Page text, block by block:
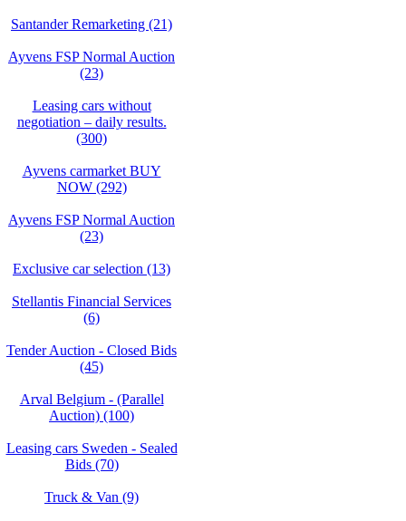
Santander Remarketing (21)
Ayvens FSP Normal Auction
(23)
Leasing cars without
negotiation – daily results.
(300)
Ayvens carmarket BUY
NOW (292)
Ayvens FSP Normal Auction
(23)
Exclusive car selection (13)
Stellantis Financial Services
(6)
Tender Auction - Closed Bids
(45)
Arval Belgium - (Parallel
Auction) (100)
Leasing cars Sweden - Sealed
Bids (70)
Truck & Van (9)